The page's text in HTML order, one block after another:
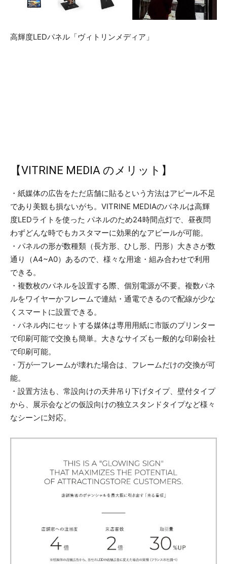
高輝度LEDパネル「ヴィトリンメディア」
【VITRINE MEDIA のメリット】
・紙媒体の広告をただ店舗に貼るという方法はアピール不足
であり美観も損ないがち。VITRINE MEDIAのパネルは高輝
度LEDライトを使った パネルのため24時間点灯で、昼夜問
わずどんな時でもカスタマーに効果的なアピールが可能。
・パネルの形が数種類（長方形、ひし形、円形）大きさが数
通り（A4~A0）あるので、様々な用途・組み合わせで利用
できる。
・複数枚のパネルを設置する際、個別電源が不要。複数パネ
ルをワイヤーかフレームで連結・通電できるので配線が少な
くスマートに設置できる。
・パネル内にセットする媒体は専用用紙に市販のプリンター
で印刷可能で交換も簡単。大きなサイズも一般的な印刷会社
で印刷可能。
・万が一フレームが壊れた場合は、フレームだけの交換が可
能。
・設置方法も、常設向けの天井吊り下げタイプ、壁付タイプ
から、展示会などの仮設向けの独立スタンドタイプなど様々
なシーンに対応。